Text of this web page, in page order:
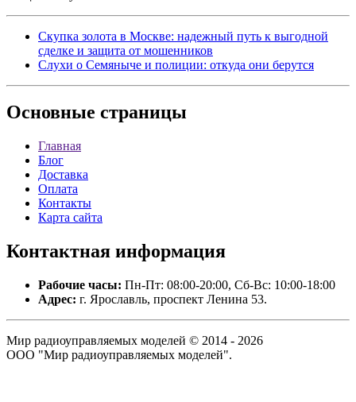
Скупка золота в Москве: надежный путь к выгодной
сделке и защита от мошенников
Слухи о Семяныче и полиции: откуда они берутся
Основные страницы
Главная
Блог
Доставка
Оплата
Контакты
Карта сайта
Контактная информация
Рабочие часы: Пн-Пт: 08:00-20:00, Сб-Вс: 10:00-18:00
Адрес: г. Ярославль, проспект Ленина 53.
Мир радиоуправляемых моделей © 2014 - 2026
ООО "Мир радиоуправляемых моделей".